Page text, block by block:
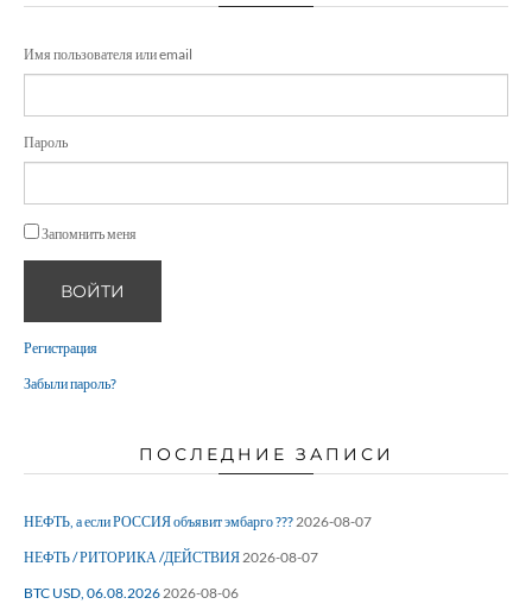
Имя пользователя или email
Пароль
Запомнить меня
ВОЙТИ
Регистрация
Забыли пароль?
ПОСЛЕДНИЕ ЗАПИСИ
НЕФТЬ, а если РОССИЯ объявит эмбарго ???2026-08-07
НЕФТЬ / РИТОРИКА /ДЕЙСТВИЯ2026-08-07
BTC USD, 06.08.20262026-08-06